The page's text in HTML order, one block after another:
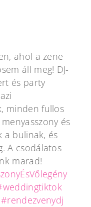
ahol a zene
áll meg! DJ-
és party
minden fullos
és
a bulinak, és
A csodálatos
marad!
#rendezvenydj